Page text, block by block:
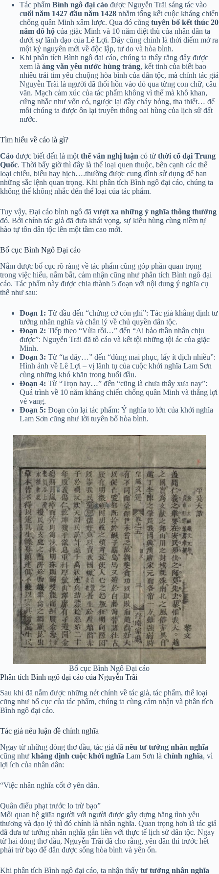
Tác phẩm Bình ngô đại cáo được Nguyễn Trãi sáng tác vào
cuối năm 1427 đầu năm 1428 nhằm tổng kết cuộc kháng chiến
chống quân Minh xâm lược. Qua đó cũng tuyên bố kết thúc 20
năm đô hộ của giặc Minh và 10 năm diệt thù của nhân dân ta
dưới sự lãnh đạo của Lê Lợi. Đây cũng chính là thời điểm mở ra
một kỷ nguyên mới về độc lập, tư do và hòa bình.
Khi phân tích Bình ngô đại cáo, chúng ta thấy rằng đây được
xem là áng văn yêu nước hùng tráng, kết tinh của biết bao
nhiêu trái tim yêu chuộng hòa bình của dân tộc, mà chính tác giả
Nguyễn Trãi là người đã thổi hồn vào đó qua từng con chữ, câu
văn. Mạch cảm xúc của tác phẩm không vì thế mà khô khan,
cứng nhắc như vốn có, ngược lại đầy cháy bỏng, tha thiết… để
mỗi chúng ta được ôn lại truyền thống oai hùng của lịch sử đất
nước.
Tìm hiểu về cáo là gì?
Cáo được biết đến là một thể văn nghị luận có từ thời cổ đại Trung
Quốc. Thời bấy giờ thì đây là thể loại quen thuộc, bên cạnh các thể
loại chiếu, biểu hay hịch….thường được cung đình sử dụng để ban
những sắc lệnh quan trọng. Khi phân tích Bình ngô đại cáo, chúng ta
không thể không nhắc đến thể loại của tác phẩm.
Tuy vậy, Đại cáo bình ngô đã vượt xa những ý nghĩa thông thường
đó. Bởi chính tác giả đã đưa khát vọng, sự kiêu hùng cùng niềm tự
hào tự tôn dân tộc lên một tầm cao mới.
Bố cục Bình Ngô Đại cáo
Nắm được bố cục rõ ràng về tác phẩm cũng góp phần quan trọng
trong việc hiểu, nắm bắt, cảm nhận cũng như phân tích Bình ngô đại
cáo. Tác phẩm này được chia thành 5 đoạn với nội dung ý nghĩa cụ
thể như sau:
Đoạn 1: Từ đầu đến “chứng cớ còn ghi”: Tác giả khẳng định tư
tưởng nhân nghĩa và chân lý về chủ quyền dân tộc.
Đoạn 2: Tiếp theo “Vừa rồi…” đến “Ai bảo thần nhân chịu
được”: Nguyễn Trãi đã tố cáo và kết tội những tội ác của giặc
Minh.
Đoạn 3: Từ “ta đây…” đến “dùng mai phục, lấy ít địch nhiều”:
Hình ảnh về Lê Lợi – vị lãnh tụ của cuộc khởi nghĩa Lam Sơn
cùng những khó khăn trong buổi đầu.
Đoạn 4: Từ “Trọn hay…” đến “cũng là chưa thấy xưa nay”:
Quá trình về 10 năm kháng chiến chống quân Minh và thắng lợi
vẻ vang.
Đoạn 5: Đoạn còn lại tác phẩm: Ý nghĩa to lớn của khởi nghĩa
Lam Sơn cũng như lời tuyên bố hòa bình.
Bố cục Bình Ngô Đại cáo
Phân tích Bình ngô đại cáo của Nguyễn Trãi
Sau khi đã nắm được những nét chính về tác giả, tác phẩm, thể loại
cũng như bố cục của tác phẩm, chúng ta cùng cảm nhận và phân tích
Bình ngô đại cáo.
Tác giả nêu luận đề chính nghĩa
Ngay từ những dòng thơ đầu, tác giả đã nêu tư tưởng nhân nghĩa
cũng như khẳng định cuộc khởi nghĩa Lam Sơn là chính nghĩa, vì
lợi ích của nhân dân:
“Việc nhân nghĩa cốt ở yên dân.
Quân điếu phạt trước lo trừ bạo”
Mối quan hệ giữa người với người được gây dựng bằng tình yêu
thương và đạo lý thì đó chính là nhân nghĩa. Quan trọng hơn là tác giả
đã đưa tư tưởng nhân nghĩa gắn liền với thực tế lịch sử dân tộc. Ngay
từ hai dòng thơ đầu, Nguyễn Trãi đã cho rằng, yên dân thì trước hết
phải trừ bạo để dân được sống hòa bình và yên ổn.
Khi phân tích Bình ngô đại cáo, ta nhận thấy tư tưởng nhân nghĩa